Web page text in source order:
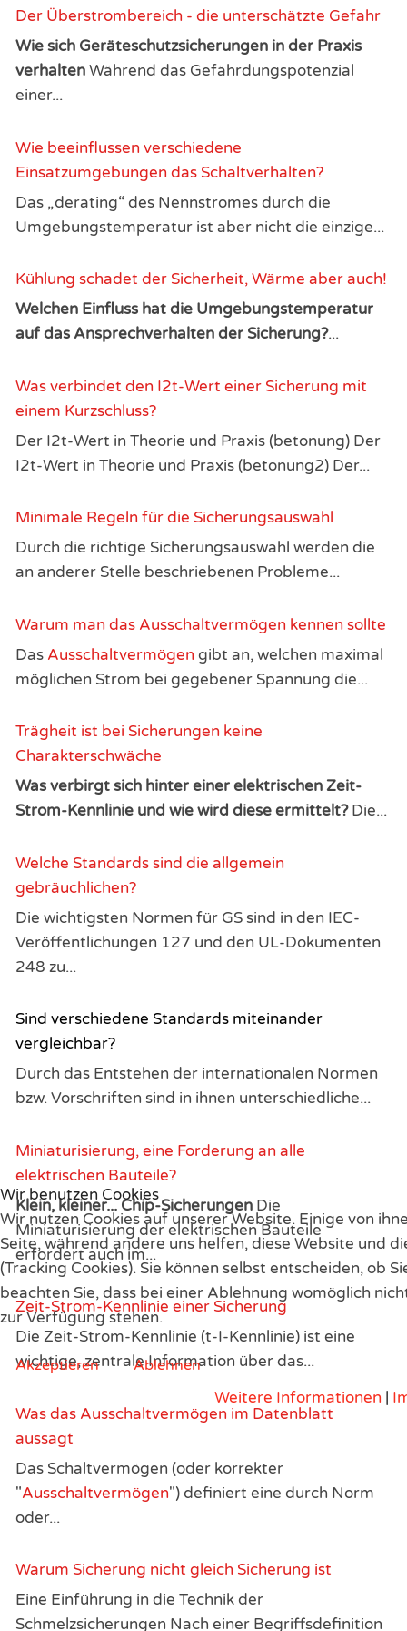
Der Überstrombereich - die unterschätzte Gefahr
Wie sich Geräteschutzsicherungen in der Praxis
verhaltenWährend das Gefährdungspotenzial
einer...
Wie beeinflussen verschiedene
Einsatzumgebungen das Schaltverhalten?
Das „derating“ des Nennstromes durch die
Umgebungstemperatur ist aber nicht die einzige...
Kühlung schadet der Sicherheit, Wärme aber auch!
Welchen Einfluss hat die Umgebungstemperatur
auf das Ansprechverhalten der Sicherung?...
Was verbindet den I2t-Wert einer Sicherung mit
einem Kurzschluss?
Der I2t-Wert in Theorie und Praxis (betonung) Der
I2t-Wert in Theorie und Praxis (betonung2) Der...
Minimale Regeln für die Sicherungsauswahl
Durch die richtige Sicherungsauswahl werden die
an anderer Stelle beschriebenen Probleme...
Warum man das Ausschaltvermögen kennen sollte
Das Ausschaltvermögen gibt an, welchen maximal
möglichen Strom bei gegebener Spannung die...
Trägheit ist bei Sicherungen keine
Charakterschwäche
Was verbirgt sich hinter einer elektrischen Zeit-
Strom-Kennlinie und wie wird diese ermittelt?Die...
Welche Standards sind die allgemein
gebräuchlichen?
Die wichtigsten Normen für GS sind in den IEC-
Veröffentlichungen 127 und den UL-Dokumenten
248 zu...
Sind verschiedene Standards miteinander
vergleichbar?
Durch das Entstehen der internationalen Normen
bzw. Vorschriften sind in ihnen unterschiedliche...
Miniaturisierung, eine Forderung an alle
elektrischen Bauteile?
Klein, kleiner... Chip-Sicherungen Die
Miniaturisierung der elektrischen Bauteile
erfordert auch im...
Zeit-Strom-Kennlinie einer Sicherung
Die Zeit-Strom-Kennlinie (t-I-Kennlinie) ist eine
wichtige, zentrale Information über das...
Was das Ausschaltvermögen im Datenblatt
aussagt
Das Schaltvermögen (oder korrekter
"Ausschaltvermögen") definiert eine durch Norm
oder...
Warum Sicherung nicht gleich Sicherung ist
Eine Einführung in die Technik der
Schmelzsicherungen Nach einer Begriffsdefinition
Wir benutzen Cookies
Wir nutzen Cookies auf unserer Website. Einige von
Seite, während andere uns helfen, diese Website und
(Tracking Cookies). Sie können selbst entscheiden, ob
beachten Sie, dass bei einer Ablehnung womöglich
zur Verfügung stehen.
Akzeptieren Ablehnen
Weitere Informationen |